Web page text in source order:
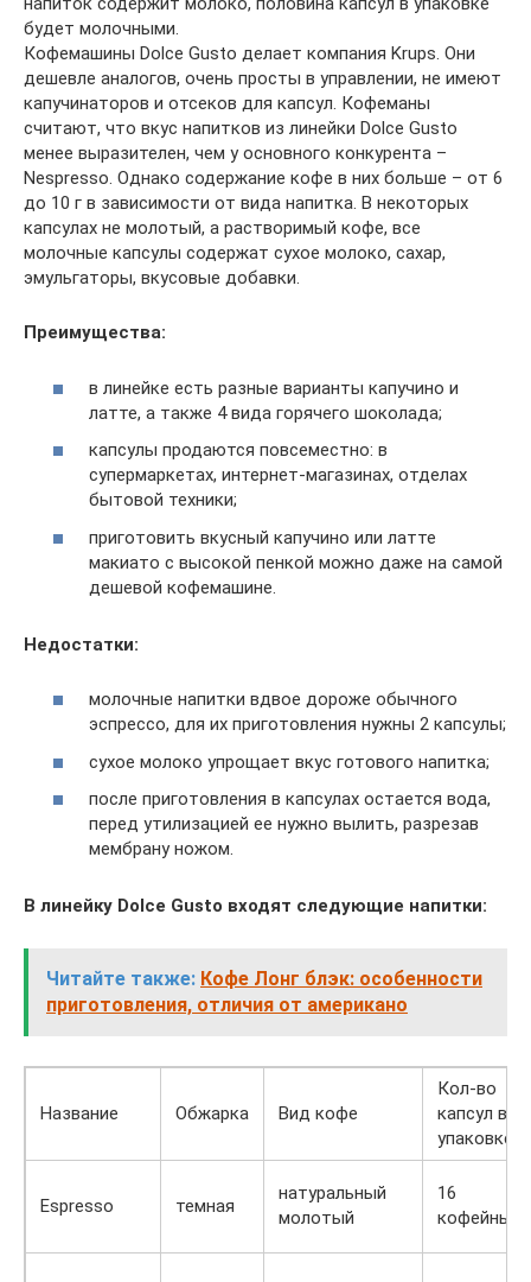
будет молочными.
Кофемашины Dolce Gusto делает компания Krups. Они
дешевле аналогов, очень просты в управлении, не имеют
капучинаторов и отсеков для капсул. Кофеманы
считают, что вкус напитков из линейки Dolce Gusto
менее выразителен, чем у основного конкурента –
Nespresso. Однако содержание кофе в них больше – от 6
до 10 г в зависимости от вида напитка. В некоторых
капсулах не молотый, а растворимый кофе, все
молочные капсулы содержат сухое молоко, сахар,
эмульгаторы, вкусовые добавки.
Преимущества:
в линейке есть разные варианты капучино и
латте, а также 4 вида горячего шоколада;
капсулы продаются повсеместно: в
супермаркетах, интернет-магазинах, отделах
бытовой техники;
приготовить вкусный капучино или латте
макиато с высокой пенкой можно даже на самой
дешевой кофемашине.
Недостатки:
молочные напитки вдвое дороже обычного
эспрессо, для их приготовления нужны 2 капсулы;
сухое молоко упрощает вкус готового напитка;
после приготовления в капсулах остается вода,
перед утилизацией ее нужно вылить, разрезав
мембрану ножом.
В линейку Dolce Gusto входят следующие напитки:
Читайте также: Кофе Лонг блэк: особенности
приготовления, отличия от американо
Название Обжарка Вид кофе
Кол-во
капсул в
упаковке
Espresso темная
натуральный
молотый
16
кофейных